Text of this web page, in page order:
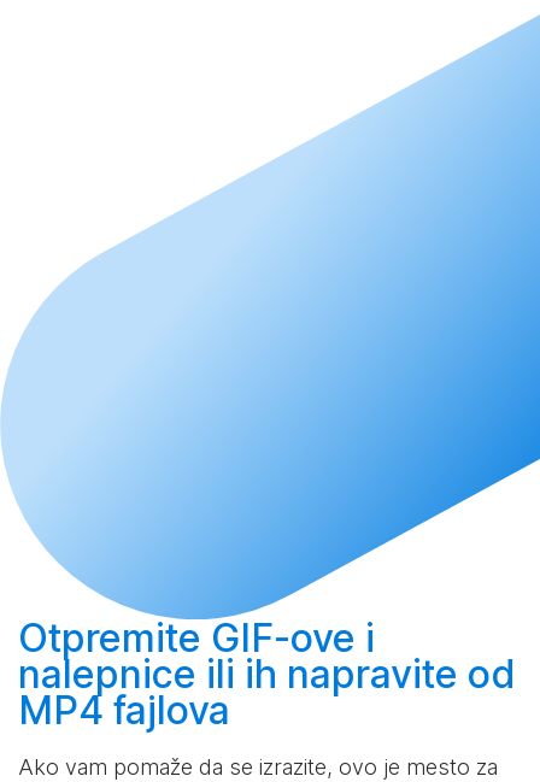
Otpremite GIF-ove i
nalepnice ili ih napravite od
MP4 fajlova
Ako vam pomaže da se izrazite, ovo je mesto za